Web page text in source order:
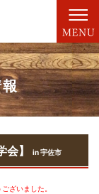
もくせい工舎にお任せ。
】 in 宇佐市
ざいました。